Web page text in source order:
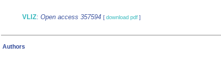
VLIZ: Open access 357594 [ download pdf ]
Authors